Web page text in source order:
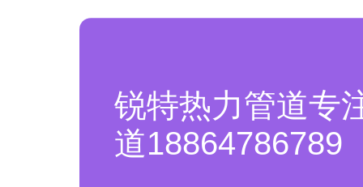
锐特热力管道专
道18864786789